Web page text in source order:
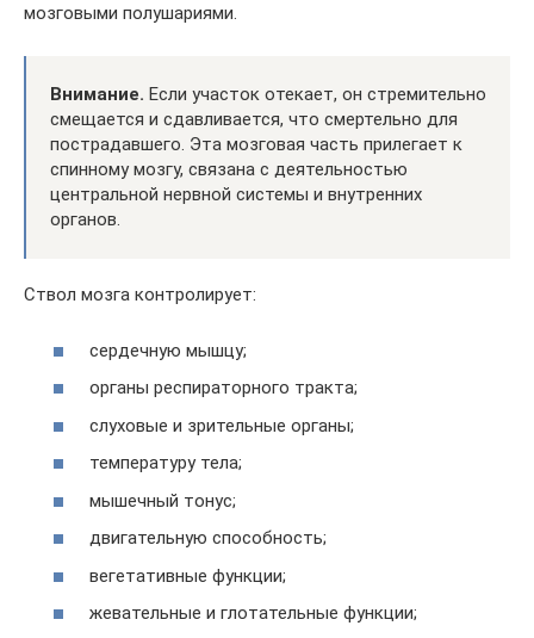
мозговыми полушариями.
Внимание. Если участок отекает, он стремительно
смещается и сдавливается, что смертельно для
пострадавшего. Эта мозговая часть прилегает к
спинному мозгу, связана с деятельностью
центральной нервной системы и внутренних
органов.
Ствол мозга контролирует:
сердечную мышцу;
органы респираторного тракта;
слуховые и зрительные органы;
температуру тела;
мышечный тонус;
двигательную способность;
вегетативные функции;
жевательные и глотательные функции;